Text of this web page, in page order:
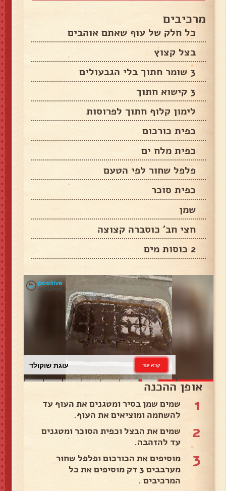
מרכיבים
כל חלק של עוף שאתם אוהבים
בצל קצוץ
3 שומר חתוך בלי הגבעולים
3 קישוא חתוך
לימון קלוף חתוך לפרוסות
כפית כורכום
כפית מלח ים
פלפל שחור לפי הטעם
כפית סוכר
שמן
חצי חב' כוסברה קצוצה
2 כוסות מים
עוגת שוקולד קרא עוד
אופן ההכנה
1
שמים שמן בסיר ומטגנים את העוף עד
להשחמה ומוציאים את העוף.
2
שמים את הבצל וכפית הסוכר ומטגנים
עד להזהבה.
3
מוסיפים את הכורכום ופלפל שחור
מערבבים 3 דק מוסיפים את כל
המרכיבים .